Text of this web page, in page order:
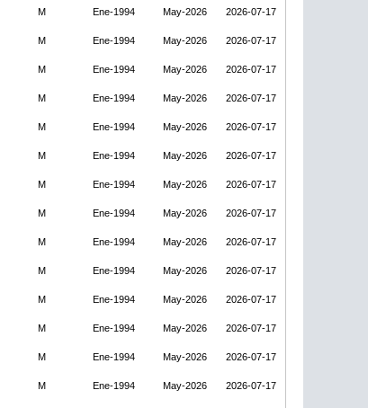
M Ene-1994 May-2026 2026-07-17
M Ene-1994 May-2026 2026-07-17
M Ene-1994 May-2026 2026-07-17
M Ene-1994 May-2026 2026-07-17
M Ene-1994 May-2026 2026-07-17
M Ene-1994 May-2026 2026-07-17
M Ene-1994 May-2026 2026-07-17
M Ene-1994 May-2026 2026-07-17
M Ene-1994 May-2026 2026-07-17
M Ene-1994 May-2026 2026-07-17
M Ene-1994 May-2026 2026-07-17
M Ene-1994 May-2026 2026-07-17
M Ene-1994 May-2026 2026-07-17
M Ene-1994 May-2026 2026-07-17